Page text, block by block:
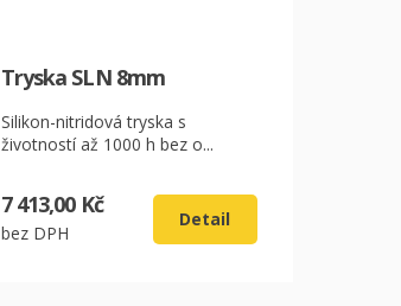
Tryska SLN 8mm
Silikon-nitridová tryska s
životností až 1000 h bez o...
7 413,00 Kč
bez DPH
Detail